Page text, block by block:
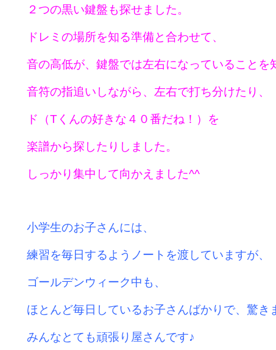
２つの黒い鍵盤も探せました。
ドレミの場所を知る準備と合わせて、
音の高低が、鍵盤では左右になっていることを
音符の指追いしながら、左右で打ち分けたり、
ド（Tくんの好きな４０番だね！）を
楽譜から探したりしました。
しっかり集中して向かえました^^
小学生のお子さんには、
練習を毎日するようノートを渡していますが、
ゴールデンウィーク中も、
ほとんど毎日しているお子さんばかりで、驚き
みんなとても頑張り屋さんです♪